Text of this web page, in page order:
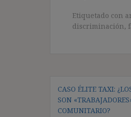
Etiquetado con
discriminación,
Navegación
de
entradas
CASO ÉLITE TAXI:
SON
COMUNITARIO?